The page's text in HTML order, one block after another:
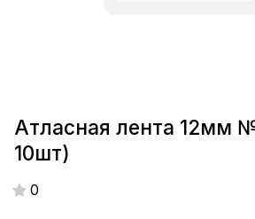
Атласная лента 12мм
10шт)
0